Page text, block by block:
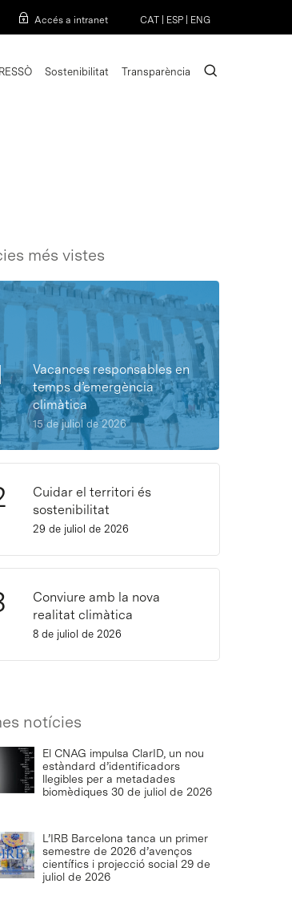
Accés a intranet CAT ESP ENG
RESSÒ Sostenibilitat Transparència search
més vistes
Vacances responsables en
temps d’emergència
climàtica
15 de juliol de 2026
Cuidar el territori és
sostenibilitat
29 de juliol de 2026
Conviure amb la nova
realitat climàtica
8 de juliol de 2026
notícies
El CNAG impulsa ClarID, un nou
estàndard d’identificadors
llegibles per a metadades
biomèdiques 30 de juliol de 2026
L’IRB Barcelona tanca un primer
semestre de 2026 d’avenços
científics i projecció social 29 de
juliol de 2026